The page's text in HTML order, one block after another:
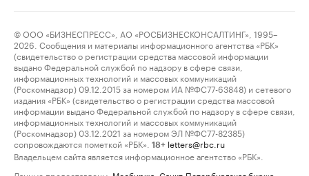
© ООО «БИЗНЕСПРЕСС», АО «РОСБИЗНЕСКОНСАЛТИНГ», 1995–
2026. Сообщения и материалы информационного агентства «РБК»
(свидетельство о регистрации средства массовой информации
выдано Федеральной службой по надзору в сфере связи,
информационных технологий и массовых коммуникаций
(Роскомнадзор) 09.12.2015 за номером ИА №ФС77-63848) и сетевого
издания «РБК» (свидетельство о регистрации средства массовой
информации выдано Федеральной службой по надзору в сфере связи,
информационных технологий и массовых коммуникаций
(Роскомнадзор) 03.12.2021 за номером ЭЛ №ФС77-82385)
сопровождаются пометкой «РБК».
18+ letters@rbc.ru
Владельцем сайта является информационное агентство «РБК».